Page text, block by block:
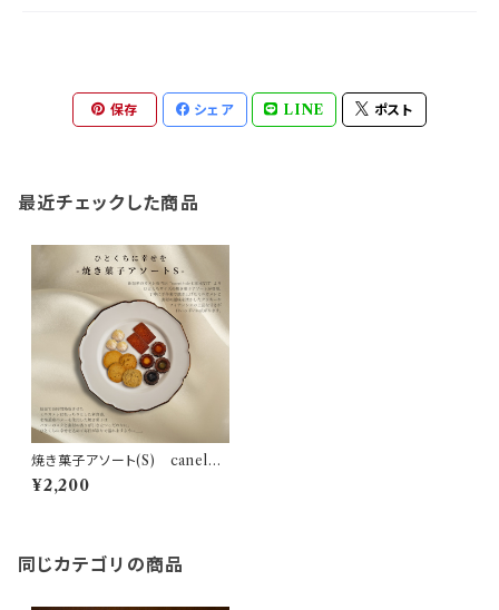
保存 シェア LINE ポスト
最近チェックした商品
焼き菓子アソート(S) canelé d
e CHIANTI
¥2,200
同じカテゴリの商品